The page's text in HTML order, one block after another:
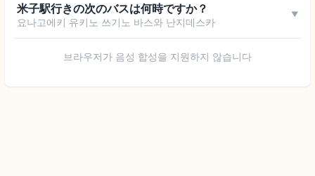
米子駅行きの次のバスは何時ですか？
요나고에키 유키노 쓰기노 바스와 난지데스카
▼
브라우저가 음성 합성을 지원하지 않습니다